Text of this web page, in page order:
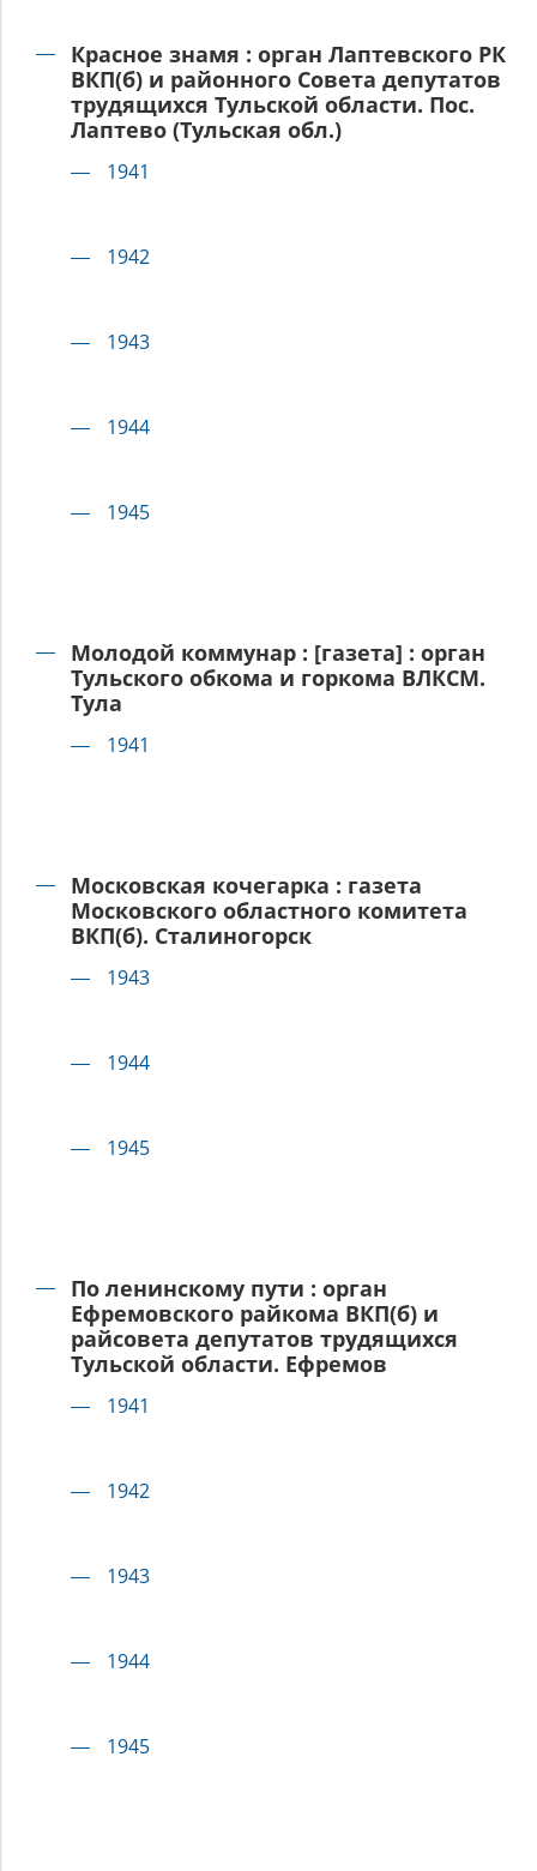
Красное знамя : орган Лаптевского РК
ВКП(б) и районного Совета депутатов
трудящихся Тульской области. Пос.
Лаптево (Тульская обл.)
1941
1942
1943
1944
1945
Молодой коммунар : [газета] : орган
Тульского обкома и горкома ВЛКСМ.
Тула
1941
Московская кочегарка : газета
Московского областного комитета
ВКП(б). Сталиногорск
1943
1944
1945
По ленинскому пути : орган
Ефремовского райкома ВКП(б) и
райсовета депутатов трудящихся
Тульской области. Ефремов
1941
1942
1943
1944
1945